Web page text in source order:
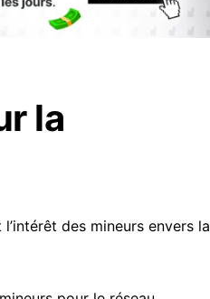
la
des mineurs envers la